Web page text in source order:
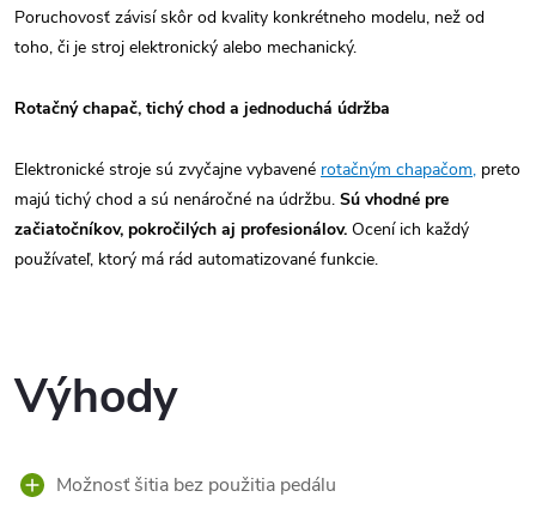
Poruchovosť závisí skôr od kvality konkrétneho modelu, než od
toho, či je stroj elektronický alebo mechanický.
Rotačný chapač, tichý chod a jednoduchá údržba
Elektronické stroje sú zvyčajne vybavené rotačným chapačom, preto
majú tichý chod a sú nenáročné na údržbu. Sú vhodné pre
začiatočníkov, pokročilých aj profesionálov. Ocení ich každý
používateľ, ktorý má rád automatizované funkcie.
Výhody
Možnosť šitia bez použitia pedálu